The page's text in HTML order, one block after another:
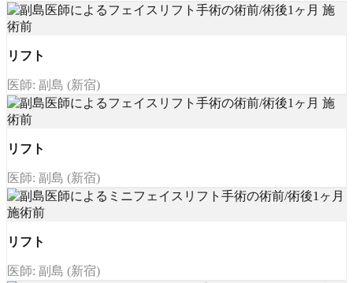
リフト
医師: 副島 (新宿)
リフト
医師: 副島 (新宿)
リフト
医師: 副島 (新宿)